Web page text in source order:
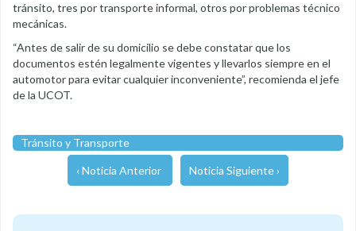
tránsito, tres por transporte informal, otros por problemas técnico
mecánicas.
“Antes de salir de su domicilio se debe constatar que los
documentos estén legalmente vigentes y llevarlos siempre en el
automotor para evitar cualquier inconveniente”, recomienda el jefe
de la UCOT.
Tránsito y Transporte
‹ Noticia Anterior Noticia Siguiente ›